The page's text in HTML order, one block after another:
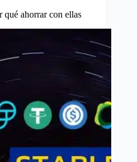
ahorrar con ellas